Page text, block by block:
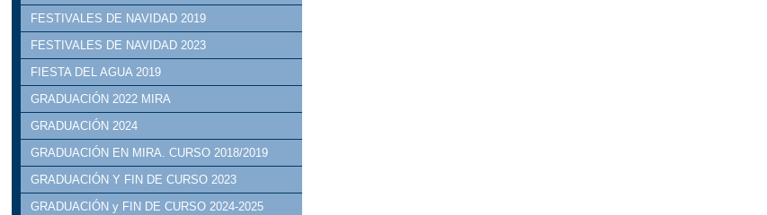
FESTIVALES DE NAVIDAD 2019
FESTIVALES DE NAVIDAD 2023
FIESTA DEL AGUA 2019
GRADUACIÓN 2022 MIRA
GRADUACIÓN 2024
GRADUACIÓN EN MIRA. CURSO 2018/2019
GRADUACIÓN Y FIN DE CURSO 2023
GRADUACIÓN y FIN DE CURSO 2024-2025